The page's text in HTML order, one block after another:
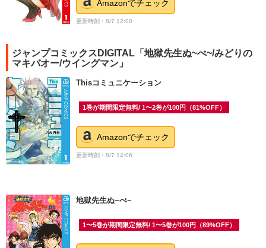
Amazonでチェック
更新時刻：8/7 12:00
ジャンプコミックスDIGITAL「地獄先生ぬ~べ~/みどりの
マキバオー/ウイングマン」
Thisコミュニケーション
1巻が期間限定無料/ 1〜2巻が100円（81%OFF）
Amazonでチェック
更新時刻：8/7 14:06
地獄先生ぬ~べ~
1〜5巻が期間限定無料/ 1〜5巻が100円（89%OFF）